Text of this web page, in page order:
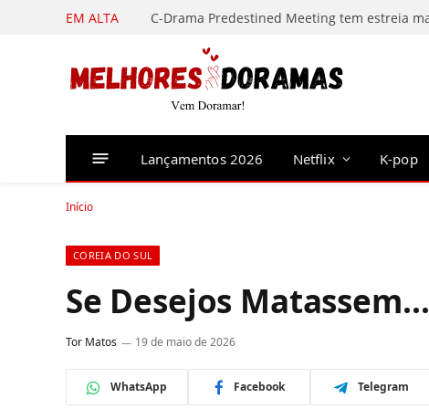
EM ALTA
Lançamentos 2026 Netflix K-pop
Início
COREIA DO SUL
Se Desejos Matassem…
Tor Matos 19 de maio de 2026
WhatsApp Facebook Telegram